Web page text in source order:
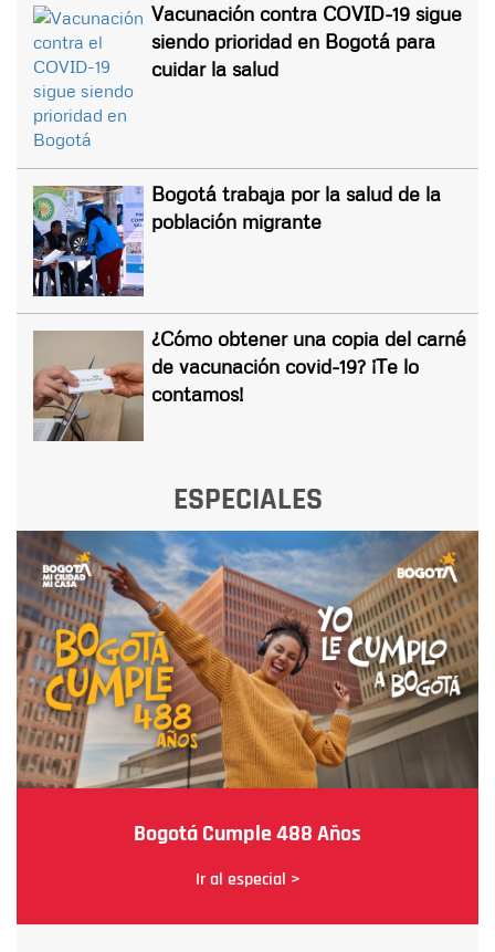
Vacunación contra COVID-19 sigue
siendo prioridad en Bogotá para
cuidar la salud
Bogotá trabaja por la salud de la
población migrante
¿Cómo obtener una copia del carné
de vacunación covid-19? ¡Te lo
contamos!
ESPECIALES
Bogotá Cumple 488 Años
Ir al especial >